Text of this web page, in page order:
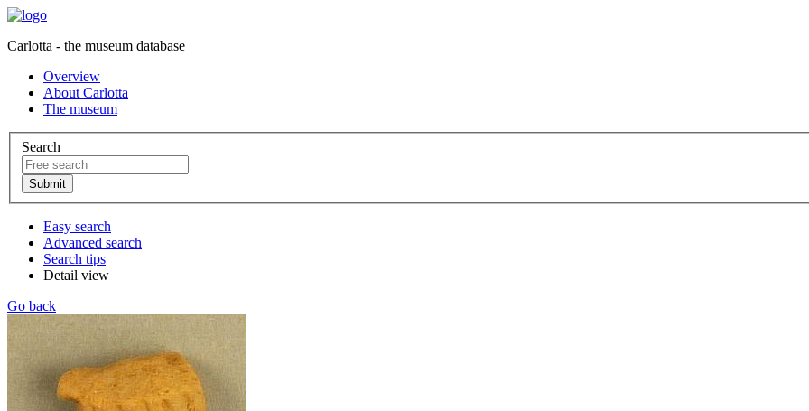
Carlotta - the museum database
Overview
About Carlotta
The museum
Search
Easy search
Advanced search
Search tips
Detail view
Go back